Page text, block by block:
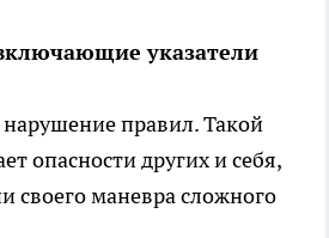
указатели
правил. Такой
опасности других и себя,
своего маневра сложного